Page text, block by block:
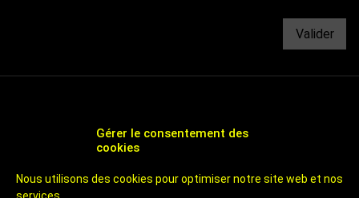
Gérer le consentement des
cookies
Nous utilisons des cookies pour optimiser notre site web et nos
Valider
ÉCONOMIQUE ET D'ATTRACTIVITÉ DE ROUEN